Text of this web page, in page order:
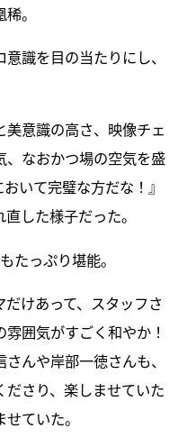
。
識を目の当たりにし、
美意識の高さ、映像チェ
、なおかつ場の空気を盛
いて完璧な方だな！』
した様子だった。
たっぷり堪能。
だけあって、スタッフさ
囲気がすごく和やか！
んや岸部一徳さんも、
さり、楽しませていた
ていた。